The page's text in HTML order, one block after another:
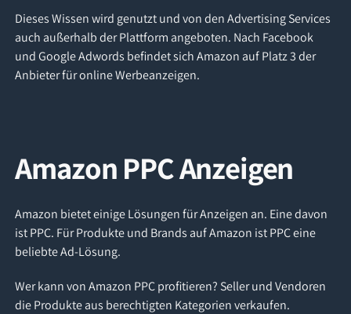
Dieses Wissen wird genutzt und von den Advertising Services
auch außerhalb der Plattform angeboten. Nach Facebook
und Google Adwords befindet sich Amazon auf Platz 3 der
Anbieter für online Werbeanzeigen.
Amazon PPC Anzeigen
Amazon bietet einige Lösungen für Anzeigen an. Eine davon
ist PPC. Für Produkte und Brands auf Amazon ist PPC eine
beliebte Ad-Lösung.
Wer kann von Amazon PPC profitieren? Seller und Vendoren
die Produkte aus berechtigten Kategorien verkaufen.